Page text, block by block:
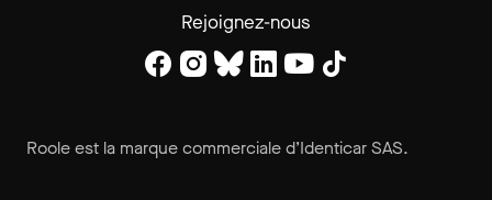
Rejoignez-nous
Roole est la marque commerciale d’Identicar SAS.